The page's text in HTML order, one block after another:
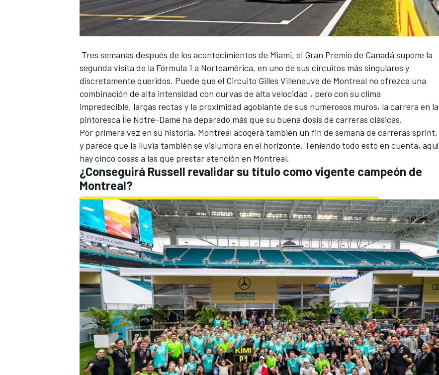
NASCAR CUP
FÓRMULA E
WRC
Tres semanas después de los acontecimientos de Miami, el Gran Premio de Canadá supone la
segunda visita de la Fórmula 1 a Norteamérica, en uno de sus circuitos más singulares y
discretamente queridos. Puede que el Circuito Gilles Villeneuve de Montreal no ofrezca una
combinación de alta intensidad con curvas de alta velocidad , pero con su clima
impredecible, largas rectas y la proximidad agobiante de sus numerosos muros, la carrera en la
pintoresca Île Notre-Dame ha deparado más que su buena dosis de carreras clásicas.
Por primera vez en su historia, Montreal acogerá también un fin de semana de carreras sprint,
y parece que la lluvia también se vislumbra en el horizonte. Teniendo todo esto en cuenta, aquí
hay cinco cosas a las que prestar atención en Montreal.
¿Conseguirá Russell revalidar su título como vigente campeón de
Montreal?